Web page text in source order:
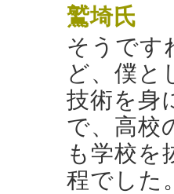
鷲埼氏
そうです
ど、僕と
技術を身
で、高校
も学校を
程でした